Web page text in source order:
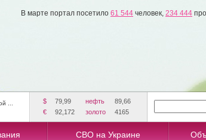
В марте портал посетило 61 544 человек, 234 444
...
$ 79,99 нефть
89,66
€
92,172 золото 4165
СВО на Украине